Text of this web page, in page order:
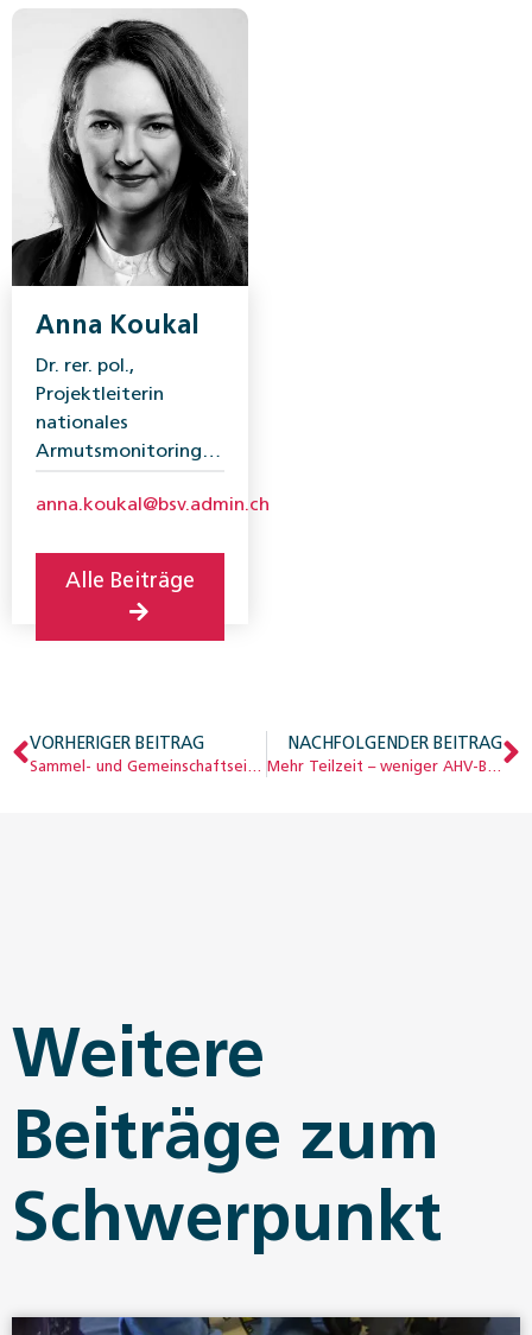
Anna Koukal
Dr. rer. pol.,
Projektleiterin
nationales
Armutsmonitoring,
«Familie,
Bundesamt für
Sozialversicherungen
anna.koukal@bsv.admin.ch
Alle Beiträge
VORHERIGER BEITRAG NACHFOLGENDER BEITRAG
Weitere
Beiträge zum
Schwerpunkt